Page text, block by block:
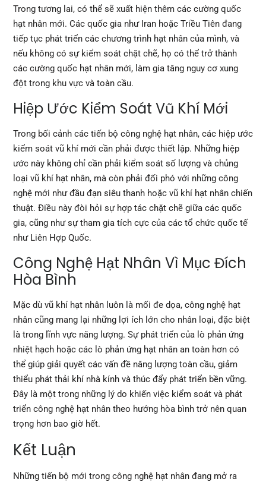
Trong tương lai, có thể sẽ xuất hiện thêm các cường quốc
hạt nhân mới. Các quốc gia như Iran hoặc Triều Tiên đang
tiếp tục phát triển các chương trình hạt nhân của mình, và
nếu không có sự kiểm soát chặt chẽ, họ có thể trở thành
các cường quốc hạt nhân mới, làm gia tăng nguy cơ xung
đột trong khu vực và toàn cầu.
Hiệp Ước Kiểm Soát Vũ Khí Mới
Trong bối cảnh các tiến bộ công nghệ hạt nhân, các hiệp ước
kiểm soát vũ khí mới cần phải được thiết lập. Những hiệp
ước này không chỉ cần phải kiểm soát số lượng và chủng
loại vũ khí hạt nhân, mà còn phải đối phó với những công
nghệ mới như đầu đạn siêu thanh hoặc vũ khí hạt nhân chiến
thuật. Điều này đòi hỏi sự hợp tác chặt chẽ giữa các quốc
gia, cũng như sự tham gia tích cực của các tổ chức quốc tế
như Liên Hợp Quốc.
Công Nghệ Hạt Nhân Vì Mục Đích
Hòa Bình
Mặc dù vũ khí hạt nhân luôn là mối đe dọa, công nghệ hạt
nhân cũng mang lại những lợi ích lớn cho nhân loại, đặc biệt
là trong lĩnh vực năng lượng. Sự phát triển của lò phản ứng
nhiệt hạch hoặc các lò phản ứng hạt nhân an toàn hơn có
thể giúp giải quyết các vấn đề năng lượng toàn cầu, giảm
thiểu phát thải khí nhà kính và thúc đẩy phát triển bền vững.
Đây là một trong những lý do khiến việc kiểm soát và phát
triển công nghệ hạt nhân theo hướng hòa bình trở nên quan
trọng hơn bao giờ hết.
Kết Luận
Những tiến bộ mới trong công nghệ hạt nhân đang mở ra